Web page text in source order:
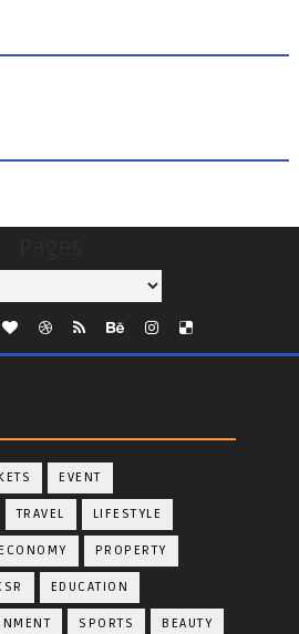
EVENT
TRAVEL LIFESTYLE
ECONOMY PROPERTY
EDUCATION
SPORTS BEAUTY